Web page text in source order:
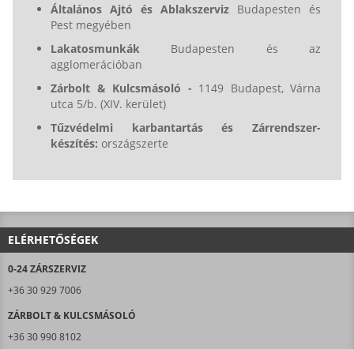
Általános Ajtó és Ablakszerviz Budapesten és
Pest megyében
Lakatosmunkák Budapesten és az
agglomerációban
Zárbolt & Kulcsmásoló - 1149 Budapest, Várna
utca 5/b. (XIV. kerület)
Tűzvédelmi karbantartás és Zárrendszer-
készítés: országszerte
ELÉRHETŐSÉGEK
0-24 ZÁRSZERVIZ
+36 30 929 7006
ZÁRBOLT & KULCSMÁSOLÓ
+36 30 990 8102